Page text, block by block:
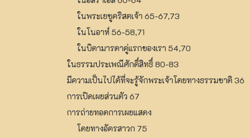
ในพระเยซูคริสตเจ้า 65-67,73
ในโนอาห์ 56-58,71
ในบิดามารดาคู่แรกของเรา 54,70
ในธรรมประเพณีศักดิ์สิทธิ์ 80-83
มีความเป็นไปได้ที่จะรู้จักพระเจ้าโดยทางธรรมชาติ 36
การเปิดเผยส่วนตัว 67
การถ่ายทอดการเผยแสดง
โดยทางอัครสาวก 75